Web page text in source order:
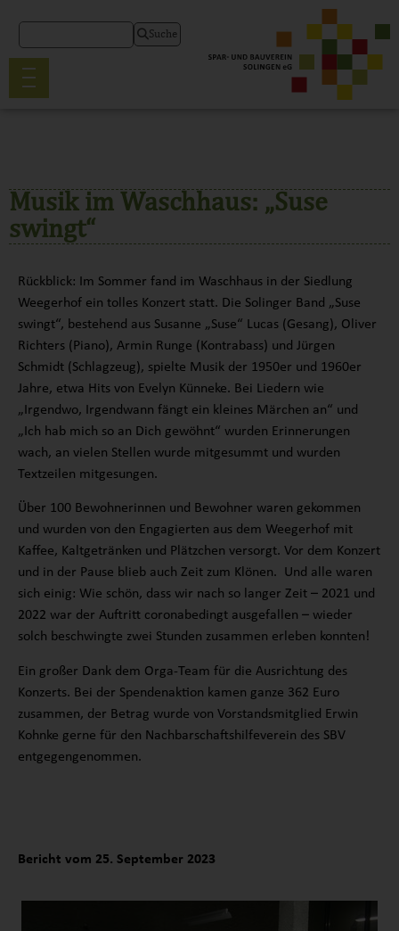
Suche
Musik im Waschhaus: „Suse
swingt“
Rückblick: Im Sommer fand im Waschhaus in der Siedlung
Weegerhof ein tolles Konzert statt. Die Solinger Band „Suse
swingt“, bestehend aus Susanne „Suse“ Lucas (Gesang), Oliver
Richters (Piano), Armin Runge (Kontrabass) und Jürgen
Schmidt (Schlagzeug), spielte Musik der 1950er und 1960er
Jahre, etwa Hits von Evelyn Künneke. Bei Liedern wie
„Irgendwo, Irgendwann fängt ein kleines Märchen an“ und
„Ich hab mich so an Dich gewöhnt“ wurden Erinnerungen
wach, an vielen Stellen wurde mitgesummt und wurden
Textzeilen mitgesungen.
Über 100 Bewohnerinnen und Bewohner waren gekommen
und wurden von den Engagierten aus dem Weegerhof mit
Kaffee, Kaltgetränken und Plätzchen versorgt. Vor dem Konzert
und in der Pause blieb auch Zeit zum Klönen. Und alle waren
sich einig: Wie schön, dass wir nach so langer Zeit – 2021 und
2022 war der Auftritt coronabedingt ausgefallen – wieder
solch beschwingte zwei Stunden zusammen erleben konnten!
Ein großer Dank dem Orga-Team für die Ausrichtung des
Konzerts. Bei der Spendenaktion kamen ganze 362 Euro
zusammen, der Betrag wurde von Vorstandsmitglied Erwin
Kohnke gerne für den Nachbarschaftshilfeverein des SBV
entgegengenommen.
Bericht vom 25. September 2023